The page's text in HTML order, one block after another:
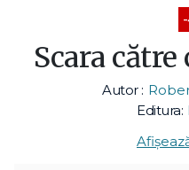
Scara
Autor :
Editura: